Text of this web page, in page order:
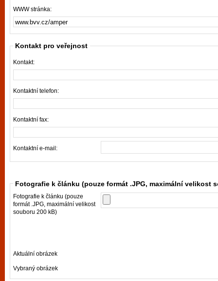
WWW stránka:
Kontakt pro veřejnost
Kontakt:
Kontaktní telefon:
Kontaktní fax:
Kontaktní e-mail:
Fotografie k článku (pouze formát .JPG, maximální velikost
Fotografie k článku (pouze
formát .JPG, maximální velikost
souboru 200 kB)
Aktuální obrázek
Vybraný obrázek